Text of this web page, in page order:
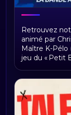
Le p'tit Pac
Retrouvez
animé par
Maître K-Pélo
jeu du « Petit